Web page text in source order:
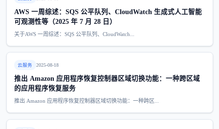
AWS 一周综述：SQS 公平队列、CloudWatch 生成式人工智能
可观测性等（2025 年 7 月 28 日）
关于AWS 一周综述：SQS 公平队列、CloudWatch...
云服务 2025-08-18
推出 Amazon 应用程序恢复控制器区域切换功能：一种跨区域
的应用程序恢复服务
推出 Amazon 应用程序恢复控制器区域切换功能：一种跨区...